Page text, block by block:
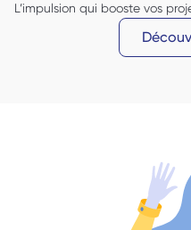
L’impulsion qui booste vos